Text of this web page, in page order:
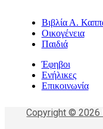
Βιβλία Α.
Οικογένεια
Παιδιά
Έφηβοι
Ενήλικες
Επικοινωνία
Copyright © 2026